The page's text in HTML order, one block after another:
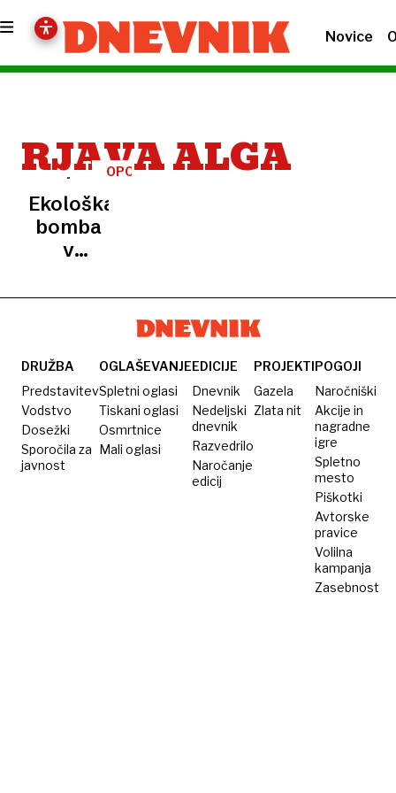
Novice
RJAVA ALGA
OPOZORILA
Ekološka
bomba
v
vsiljivec
oceana
uničuje
vse
pred
seboj
DRUŽBA
Predstavitev
Vodstvo
Dosežki
Sporočila za
javnost
OGLAŠEVANJE
Spletni oglasi
Tiskani oglasi
Osmrtnice
Mali oglasi
EDICIJE
Dnevnik
Nedeljski
dnevnik
Razvedrilo
Naročanje
edicij
PROJEKTI
Gazela
Zlata nit
POGOJI
Naročniški
Akcije in
nagradne
igre
Spletno
mesto
Piškotki
Avtorske
pravice
Volilna
kampanja
Zasebnost